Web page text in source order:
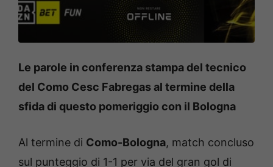
Le parole in conferenza stampa del tecnico
del Como Cesc Fabregas al termine della
sfida di questo pomeriggio con il Bologna
Al termine di Como-Bologna, match concluso
sul punteggio di 1-1 per via del gran gol di